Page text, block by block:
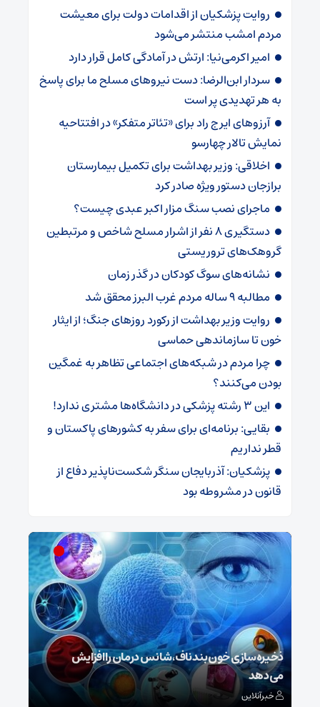
روایت پزشکیان از اقدامات دولت برای معیشت
مردم امشب منتشر می‌شود
امیر اکرمی‌نیا: ارتش در آمادگی کامل قرار دارد
سردار ابن‌الرضا: دست نیروهای مسلح ما برای پاسخ
به هر تهدیدی پر است
آرزوهای ایرج راد برای «تئاتر متفکر» در افتتاحیه
نمایش تالار چهارسو
اخلاقی: وزیر بهداشت برای تکمیل بیمارستان
برازجان دستور ویژه‌ صادر کرد
ماجرای نصب سنگ مزار اکبر عبدی چیست؟
دستگیری 8 نفر از اشرار مسلح شاخص و مرتبطین
گروهک‌های تروریستی
نشانه‌های سوگ کودکان در گذر زمان
مطالبه ۹ ساله مردم غرب البرز محقق شد
روایت وزیر بهداشت از رکورد روزهای جنگ؛ از ایثار
خون تا سازماندهی حماسی
چرا مردم در شبکه‌های اجتماعی تظاهر به غمگین
بودن می‌کنند؟
این ۳ رشته پزشکی در دانشگاه‌ها مشتری ندارد!
بقایی: برنامه‌ای برای سفر به کشورهای پاکستان و
قطر نداریم
پزشکیان: آذربایجان سنگر شکست‌ناپذیر دفاع از
قانون در مشروطه بود
ذخیره‌سازی خون بند ناف، شانس درمان را افزایش
می‌دهد
خبرآنلاین